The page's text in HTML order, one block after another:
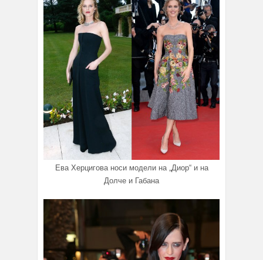
Ева Херцигова носи модели на „Диор“ и на
Долче и Габана